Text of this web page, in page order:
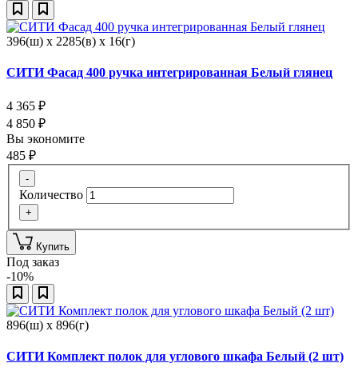
396(ш) x 2285(в) x 16(г)
СИТИ Фасад 400 ручка интегрированная Белый глянец
4 365 ₽
4 850 ₽
Вы экономите
485 ₽
-
Количество
+
Купить
Под заказ
-10%
896(ш) x 896(г)
СИТИ Комплект полок для углового шкафа Белый (2 шт)